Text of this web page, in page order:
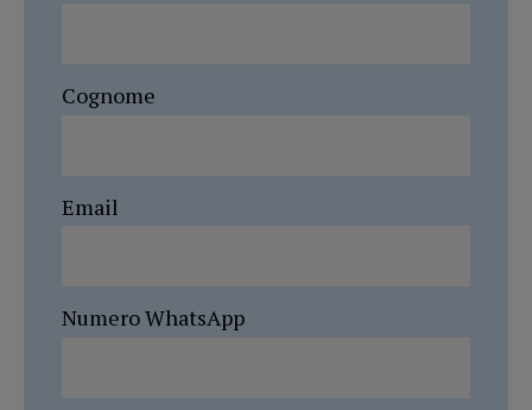
Cognome
Email
Numero WhatsApp